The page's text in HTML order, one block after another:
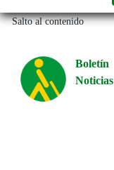
Salto al contenido
Boletín